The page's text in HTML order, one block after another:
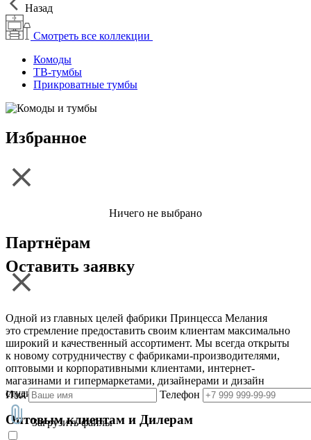
Назад
Смотреть все коллекции
Комоды
ТВ-тумбы
Прикроватные тумбы
Избранное
Ничего не выбрано
Оставить заявку
Имя Телефон
Загрузить файлы
Партнёрам
Одной из главных целей фабрики Принцесса Мелания
это стремление предоставить своим клиентам максимально
широкий и качественный ассортимент. Мы всегда открыты
к новому сотрудничеству с фабриками-производителями,
оптовыми и корпоративными клиентами, интернет-
магазинами и гипермаркетами, дизайнерами и дизайн
студиями
Оптовым клиентам и Дилерам